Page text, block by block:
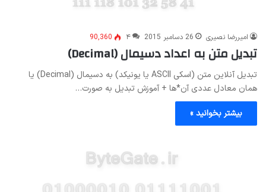
امیررضا نصیری 26 دسامبر 2015 ۴ 90,360
تبدیل متن به اعداد دسیمال (Decimal)
تبدیل آنلاین متن (اسکی ASCII یا یونیکد) به دسیمال (Decimal) یا
همان معادل عددی آن*ها + آموزش تبدیل به صورت…
بیشتر بخوانید »